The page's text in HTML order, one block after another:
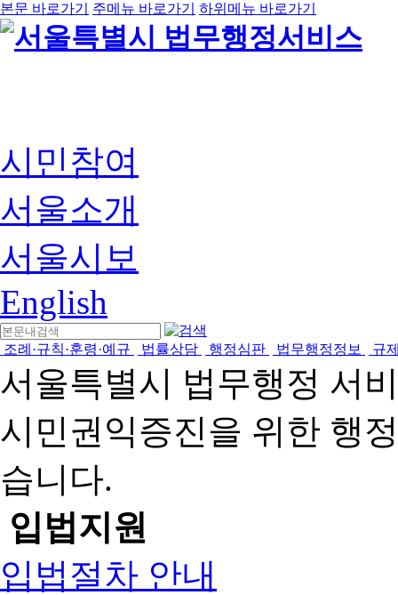
본문 바로가기 주메뉴 바로가기 하위메뉴 바로가기
시민참여
서울소개
서울시보
English
조례·규칙·훈령·예규 법률상담 행정심판 법무행정정보 규
서울특별시 법무행정 서
시민권익증진을 위한 행
습니다.
입법지원
입법절차 안내